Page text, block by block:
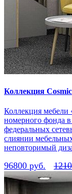
Коллекция Cosmic
Коллекция мебели
номерного фонда
федеральных
слиянии
неповторимый
96800 руб.